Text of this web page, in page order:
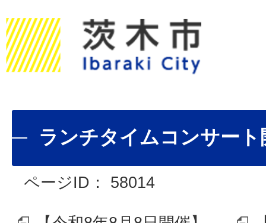
ランチタイムコンサート
ページID： 58014